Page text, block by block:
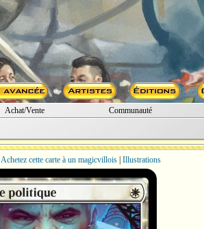
Achat/Vente Communauté
Achetez cette carte à un magicvillois| Illustrations